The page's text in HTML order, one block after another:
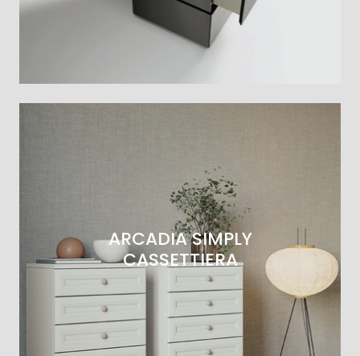
ARCADIA SIMPLY
CASSETTIERA